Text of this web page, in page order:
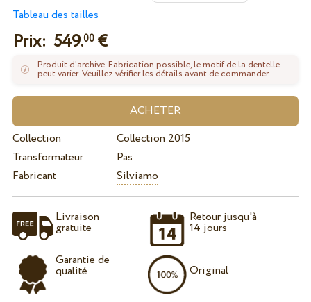
Tableau des tailles
Prix: 549.00€
Produit d'archive. Fabrication possible, le motif de la dentelle
peut varier. Veuillez vérifier les détails avant de commander.
Collection
Collection 2015
Transformateur
Pas
Fabricant
Silviamo
Livraison
gratuite
Garantie de
qualité
Retour jusqu'à
14 jours
Original